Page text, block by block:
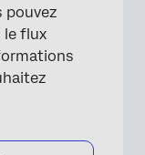
pouvez
le flux